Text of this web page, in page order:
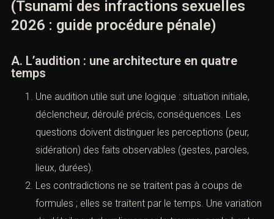
Dans tous les cas, la stratégie doit être écrite :
objectifs probatoires, actes prioritaires, risques de
numérique, médico-légal
(Tsunami des infractions sexuelles
2026 : guide procédure pénale)
A. L’audition : une architecture en quatre
temps